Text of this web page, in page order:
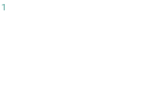
1